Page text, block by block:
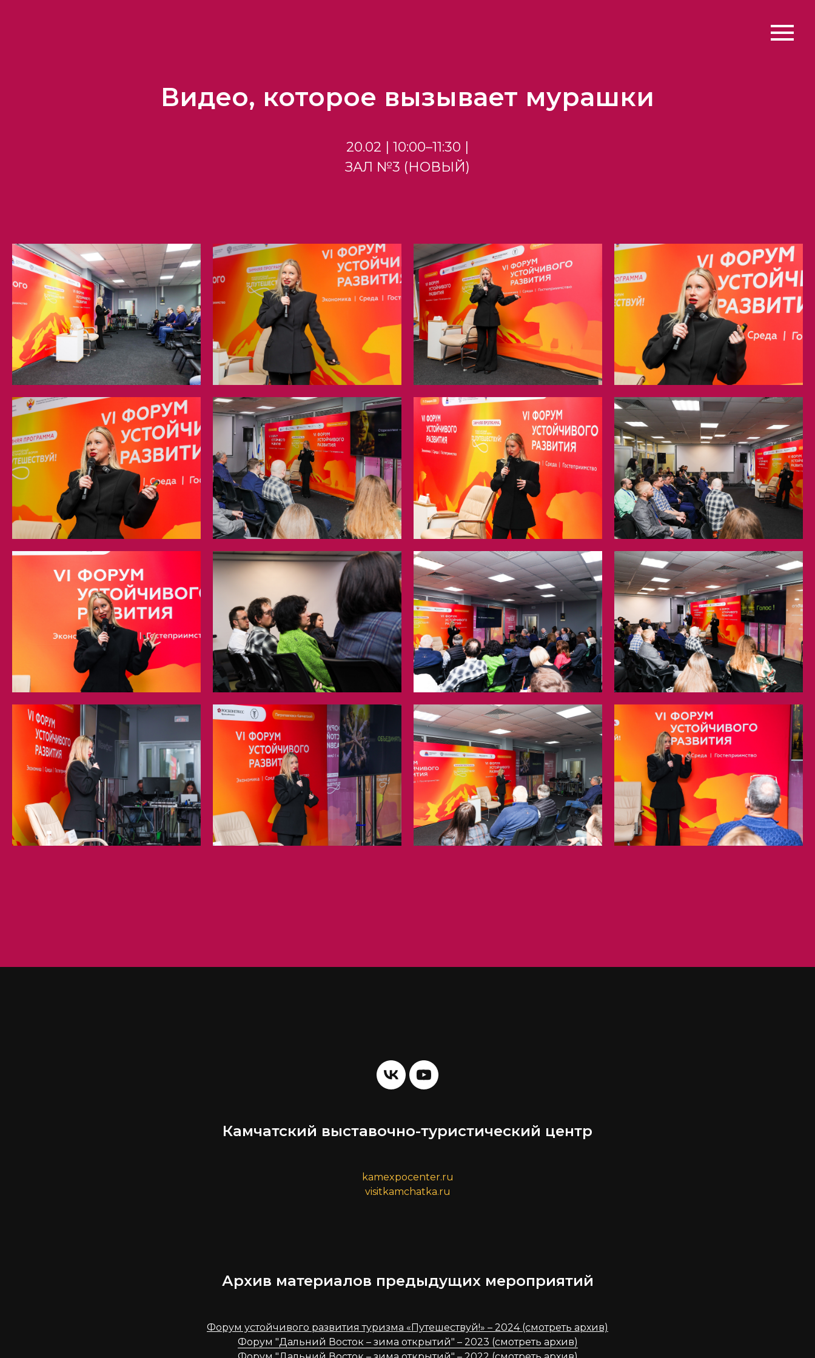
Видео, которое вызывает мурашки
20.02 | 10:00–11:30 |
ЗАЛ №3 (НОВЫЙ)
Камчатский выставочно-туристический центр
kamexpocenter.ru
visitkamchatka.ru
Архив материалов предыдущих мероприятий
Форум устойчивого развития туризма «Путешествуй!» – 2024 (смотреть архив)
Форум "Дальний Восток – зима открытий" – 2023 (смотреть архив)